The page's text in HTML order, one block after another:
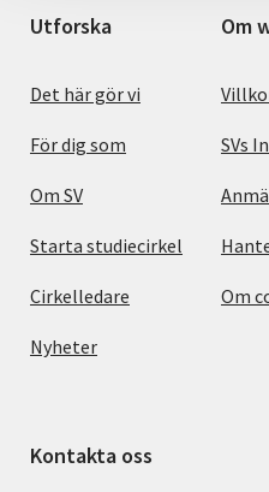
Utforska
Det här gör vi
För dig som
Om SV
Starta studiecirkel
Cirkelledare
Nyheter
Om
SVs
Om
Kontakta oss